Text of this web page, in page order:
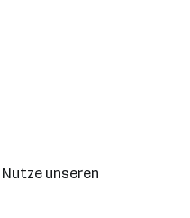
unseren